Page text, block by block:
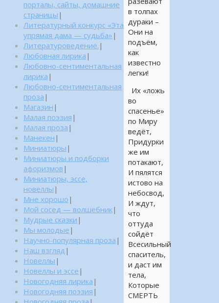
в толпах
дураки –
Они на
подъём,
как
известно
легки!
Их «ложь
во
спасенье»
по Миру
ведёт,
Придурки
же им
потакают,
И пялятся
истово на
небосвод,
И ждут,
что
оттуда
сойдёт
Всесильный
спаситель,
и даст им
тела,
Которые
СМЕРТЬ
порталы, сайты, домашние
страницы |
Литературный конкурс «Эта
упрямая дама — судьба» |
Литературоведение. |
Любовная лирика |
Любовно-сентиментальная
лирика |
Любовно-сентиментальная
проза |
Магазин |
Малая поэзия |
Малая проза |
Манекен |
Миниатюры |
Миниатюры и подборки
афоризмов |
Миниатюры, эссе,
новеллы |
Мне хорошо |
Мой сосед — волшебник|
Мудрые сказки |
Мы молодые |
Научно-популярная проза |
Наш взгляд |
Новеллы |
Новеллы и эссе |
Новогодняя лирика |
Новогодняя поэзия |